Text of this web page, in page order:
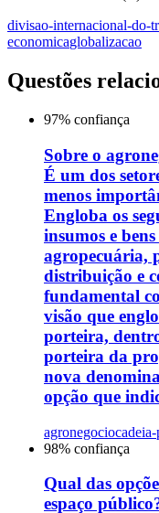
divisao-internacional-do-
economicaglobalizacao
Questões
97% confiança
Sobre o
É um dos
menos
Engloba os
insumos e
agropecuária,
distribuição e
fundamental
visão que
porteira,
porteira da
nova
opção que
agronegocio
98% confiança
Qual das
espaço